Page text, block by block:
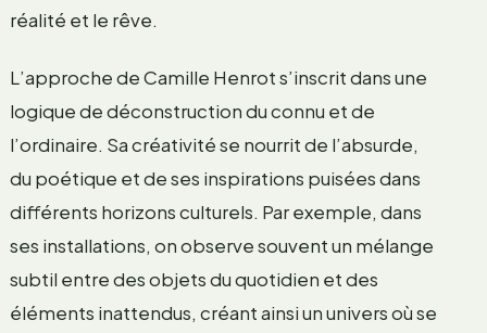
réalité et le rêve.
L’approche de Camille Henrot s’inscrit dans une
logique de déconstruction du connu et de
l’ordinaire. Sa créativité se nourrit de l’absurde,
du poétique et de ses inspirations puisées dans
différents horizons culturels. Par exemple, dans
ses installations, on observe souvent un mélange
subtil entre des objets du quotidien et des
éléments inattendus, créant ainsi un univers où se